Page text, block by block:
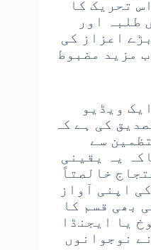
تحریک کا
طلبہ اور
اعزاز کی
مزید مضبوط
ویڈیو
کی ہے کہ
سے
یہ یقینی
خالصتاً
اپنی آواز
بھی قسم کا
یا ایجنڈا
نوجوانوں